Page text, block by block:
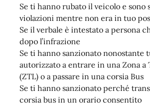
Se ti hanno rubato il veicolo e sono
violazioni mentre non era in tuo
Se il verbale è intestato a persona
dopo l’infrazione
Se ti hanno sanzionato nonostante
autorizzato a entrare in una Zona
(ZTL) o a passare in una corsia Bus
Se ti hanno sanzionato perché
corsia bus in un orario consentito